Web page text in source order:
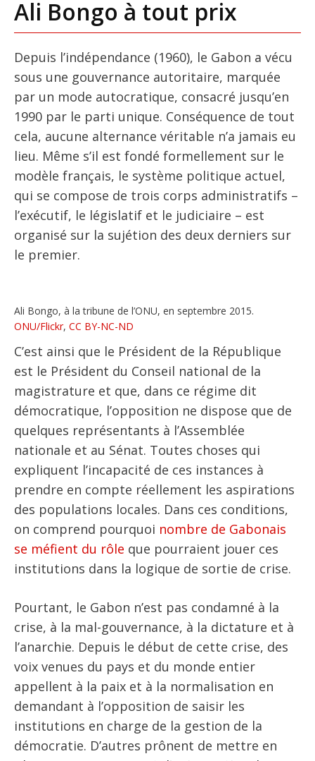
Ali Bongo à tout prix
Depuis l’indépendance (1960), le Gabon a vécu
sous une gouvernance autoritaire, marquée
par un mode autocratique, consacré jusqu’en
1990 par le parti unique. Conséquence de tout
cela, aucune alternance véritable n’a jamais eu
lieu. Même s’il est fondé formellement sur le
modèle français, le système politique actuel,
qui se compose de trois corps administratifs –
l’exécutif, le législatif et le judiciaire – est
organisé sur la sujétion des deux derniers sur
le premier.
Ali Bongo, à la tribune de l’ONU, en septembre 2015.
ONU/Flickr, CC BY-NC-ND
C’est ainsi que le Président de la République
est le Président du Conseil national de la
magistrature et que, dans ce régime dit
démocratique, l’opposition ne dispose que de
quelques représentants à l’Assemblée
nationale et au Sénat. Toutes choses qui
expliquent l’incapacité de ces instances à
prendre en compte réellement les aspirations
des populations locales. Dans ces conditions,
on comprend pourquoi nombre de Gabonais
se méfient du rôle que pourraient jouer ces
institutions dans la logique de sortie de crise.
Pourtant, le Gabon n’est pas condamné à la
crise, à la mal-gouvernance, à la dictature et à
l’anarchie. Depuis le début de cette crise, des
voix venues du pays et du monde entier
appellent à la paix et à la normalisation en
demandant à l’opposition de saisir les
institutions en charge de la gestion de la
démocratie. D’autres prônent de mettre en